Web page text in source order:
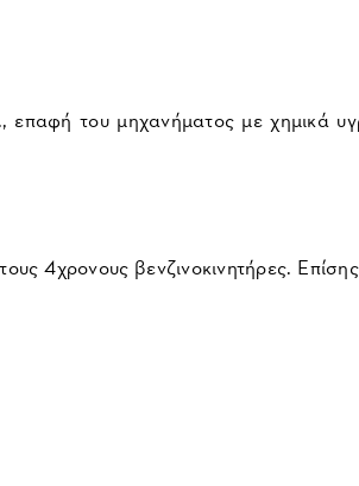
επαφή του μηχανήματος με χημικά
4χρονους βενζινοκινητήρες.